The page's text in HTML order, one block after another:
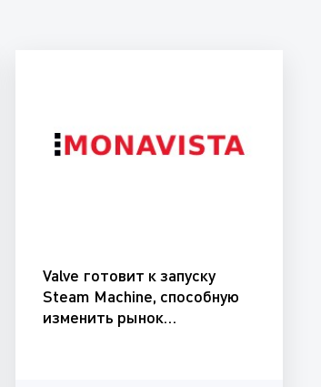
Valve готовит к запуску
Steam Machine, способную
изменить рынок…